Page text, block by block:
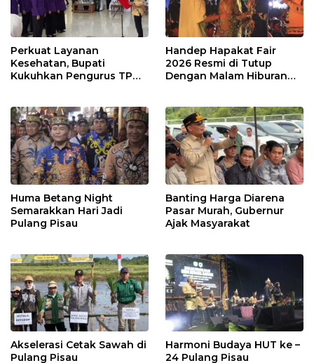
Perkuat Layanan
Kesehatan, Bupati
Kukuhkan Pengurus TP
Handep Hapakat Fair
2026 Resmi di Tutup
Dengan Malam Hiburan
Huma Betang Night
Semarakkan Hari Jadi
Pulang Pisau
Banting Harga Diarena
Pasar Murah, Gubernur
Ajak Masyarakat
Akselerasi Cetak Sawah di
Pulang Pisau
Harmoni Budaya HUT ke –
24 Pulang Pisau